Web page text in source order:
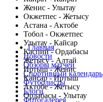
Женис - Улытау
Окжетпес - Жетысу
Астана - Актобе
Тобол - Окжетпес
Улытау - Кайсар
Каспий - Ордабасы
Жетысу - Алтай
Иртыш - Женис
Кайсар - Иртыш
Актобе - Жетысу
Ордабасы - Улытау
Главная
Новости
Обзоры матчей
Спортивный календарь
Футболисты
Блоги
Фотогалерея